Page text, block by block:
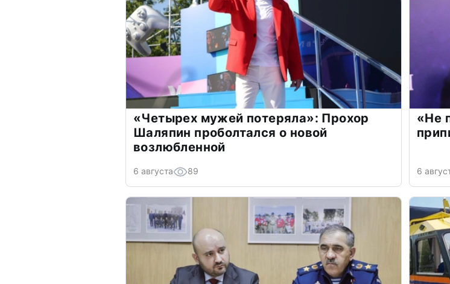
«Четырех мужей потеряла»: Прохор
Шаляпин проболтался о новой
возлюбленной
6 августа 89
«Не
6